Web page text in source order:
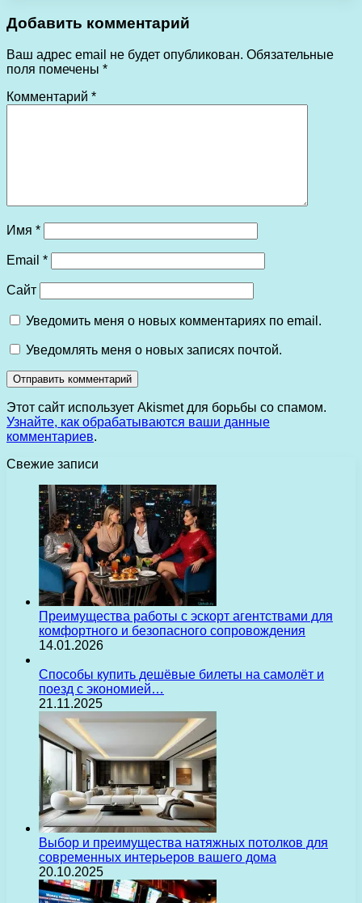
Добавить комментарий
Ваш адрес email не будет опубликован. Обязательные
поля помечены *
Комментарий *
Имя *
Email *
Сайт
Уведомить меня о новых комментариях по email.
Уведомлять меня о новых записях почтой.
Этот сайт использует Akismet для борьбы со спамом.
Узнайте, как обрабатываются ваши данные
комментариев.
Свежие записи
Преимущества работы с эскорт агентствами для
комфортного и безопасного сопровождения
14.01.2026
Способы купить дешёвые билеты на самолёт и
поезд с экономией…
21.11.2025
Выбор и преимущества натяжных потолков для
современных интерьеров вашего дома
20.10.2025